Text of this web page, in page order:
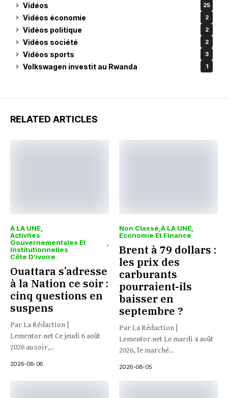
Vidéos 25
Vidéos économie 2
Vidéos politique 2
Vidéos société 2
Vidéos sports 3
Volkswagen investit au Rwanda 1
RELATED ARTICLES
À LA UNE
Activites
Gouvernementales Et
Institutionnelles
Côte D’ivoire
Ouattara s’adresse
à la Nation ce soir :
cinq questions en
suspens
Par La Rédaction |
Lementor.net Ce jeudi 6 août
2026 au soir,...
2026-08-06
Non Classé À LA UNE
Economie Et Finance
Brent à 79 dollars :
les prix des
carburants
pourraient-ils
baisser en
septembre ?
Par La Rédaction |
Lementor.net Le mardi 4 août
2026, le marché...
2026-08-05